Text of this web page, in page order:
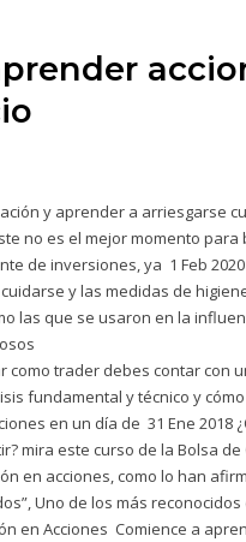
y aprender a arriesgarse
no es el mejor momento para
de inversiones, ya 1 Feb
y las medidas de
las que se usaron en la
como trader debes contar con
fundamental y técnico y
en un día de 31 Ene 2018
mira este curso de la Bolsa de
en acciones, como lo han
Uno de los más reconocidos
en Acciones Comience a